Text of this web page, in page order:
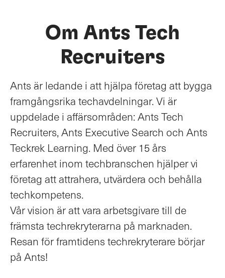
Om Ants Tech
Recruiters
Ants är ledande i att hjälpa företag att bygga
framgångsrika techavdelningar. Vi är
uppdelade i affärsområden: Ants Tech
Recruiters, Ants Executive Search och Ants
Teckrek Learning. Med över 15 års
erfarenhet inom techbranschen hjälper vi
företag att attrahera, utvärdera och behålla
techkompetens.
Vår vision är att vara arbetsgivare till de
främsta techrekryterarna på marknaden.
Resan för framtidens techrekryterare börjar
på Ants!